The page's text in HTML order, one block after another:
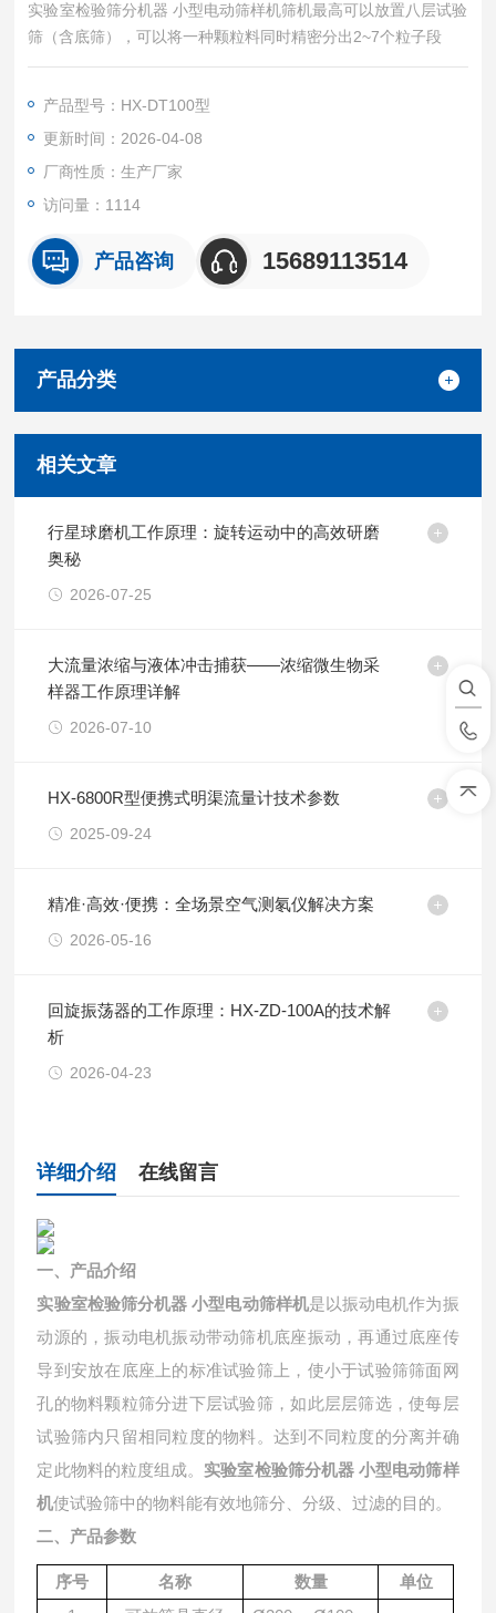
实验室检验筛分机器 小型电动筛样机筛机最高可以放置八层试验
筛（含底筛），可以将一种颗粒料同时精密分出2~7个粒子段
产品型号：HX-DT100型
更新时间：2026-04-08
厂商性质：生产厂家
访问量：1114
产品咨询 15689113514
产品分类
相关文章
行星球磨机工作原理：旋转运动中的高效研磨
奥秘
2026-07-25
大流量浓缩与液体冲击捕获——浓缩微生物采
样器工作原理详解
2026-07-10
HX-6800R型便携式明渠流量计技术参数
2025-09-24
精准·高效·便携：全场景空气测氡仪解决方案
2026-05-16
回旋振荡器的工作原理：HX-ZD-100A的技术解
析
2026-04-23
详细介绍 在线留言
一、产品介绍
实验室检验筛分机器 小型电动筛样机是以振动电机作为振
动源的，振动电机振动带动筛机底座振动，再通过底座传
导到安放在底座上的标准试验筛上，使小于试验筛筛面网
孔的物料颗粒筛分进下层试验筛，如此层层筛选，使每层
试验筛内只留相同粒度的物料。达到不同粒度的分离并确
定此物料的粒度组成。 实验室检验筛分机器 小型电动筛样
机使试验筛中的物料能有效地筛分、分级、过滤的目的。
二、产品参数
序号 名称 数量
单位